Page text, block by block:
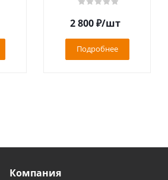
2 800₽/шт
Подробнее
Компания